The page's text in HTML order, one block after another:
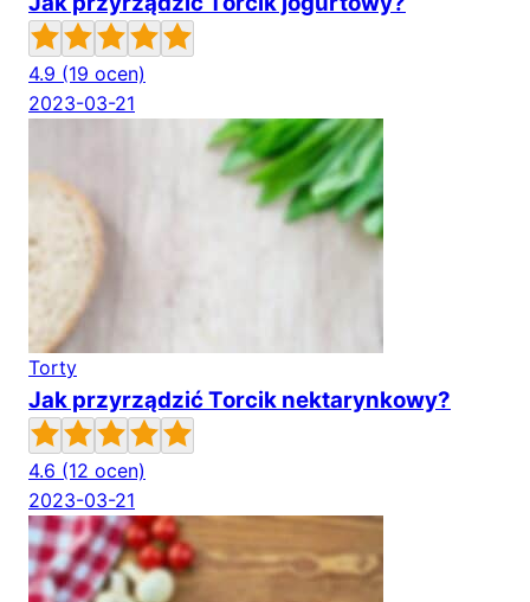
4.9 (19 ocen)
2023-03-21
Torty
Jak przyrządzić Torcik nektarynkowy?
4.6 (12 ocen)
2023-03-21